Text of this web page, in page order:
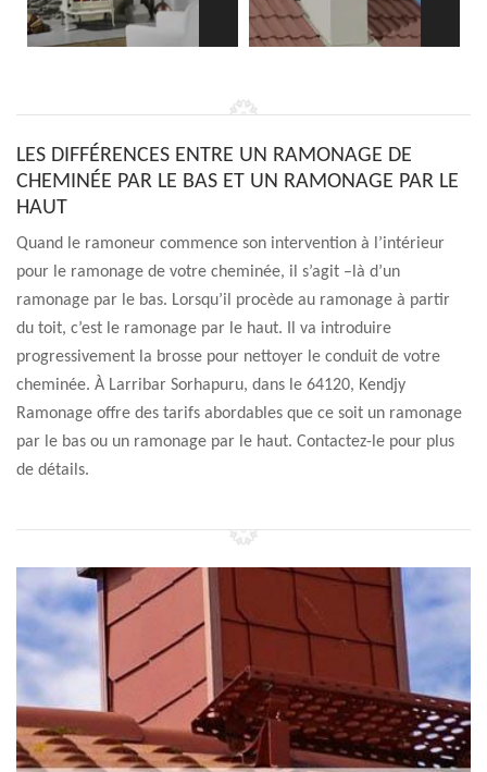
LES DIFFÉRENCES ENTRE UN RAMONAGE DE
CHEMINÉE PAR LE BAS ET UN RAMONAGE PAR LE
HAUT
Quand le ramoneur commence son intervention à l’intérieur
pour le ramonage de votre cheminée, il s’agit –là d’un
ramonage par le bas. Lorsqu’il procède au ramonage à partir
du toit, c’est le ramonage par le haut. Il va introduire
progressivement la brosse pour nettoyer le conduit de votre
cheminée. À Larribar Sorhapuru, dans le 64120, Kendjy
Ramonage offre des tarifs abordables que ce soit un ramonage
par le bas ou un ramonage par le haut. Contactez-le pour plus
de détails.